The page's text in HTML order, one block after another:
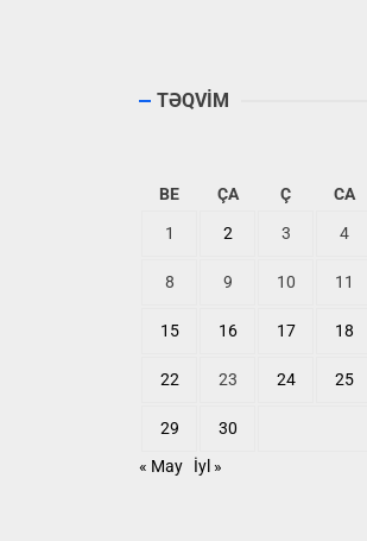
TƏQVİM
BE ÇA Ç CA
1 2 3 4
8 9 10 11
15 16 17 18
22 23 24 25
29
30
« May
İyl »